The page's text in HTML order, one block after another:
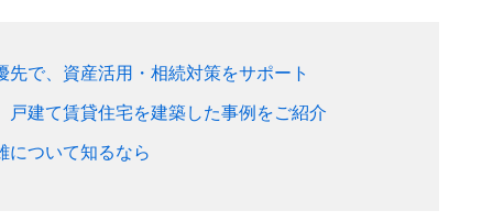
先で、資産活用・相続対策をサポート
戸建て賃貸住宅を建築した事例をご紹介
について知るなら